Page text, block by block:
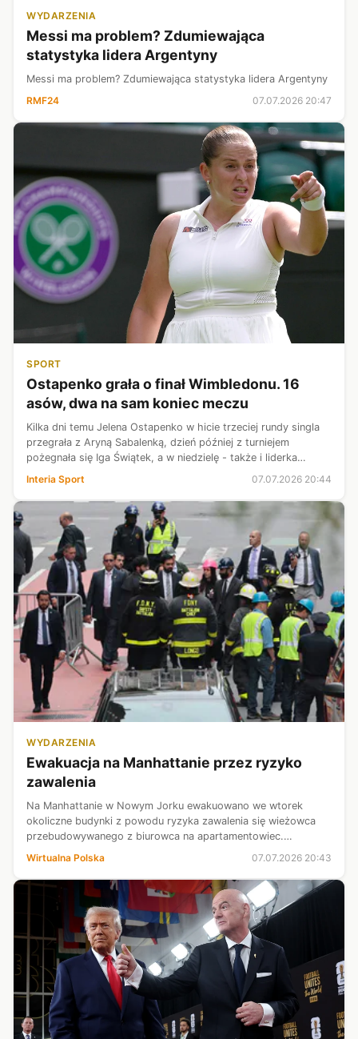
WYDARZENIA
Messi ma problem? Zdumiewająca
statystyka lidera Argentyny
Messi ma problem? Zdumiewająca statystyka lidera Argentyny
RMF24
07.07.2026 20:47
SPORT
Ostapenko grała o finał Wimbledonu. 16
asów, dwa na sam koniec meczu
Kilka dni temu Jelena Ostapenko w hicie trzeciej rundy singla
przegrała z Aryną Sabalenką, dzień później z turniejem
pożegnała się Iga Świątek, a w niedzielę - także i liderka
rankingu. Ona już opuściły Londyn, Łotyszka zaś w nim
pozostała. Jej frajd...
Interia Sport 07.07.2026 20:44
WYDARZENIA
Ewakuacja na Manhattanie przez ryzyko
zawalenia
Na Manhattanie w Nowym Jorku ewakuowano we wtorek
okoliczne budynki z powodu ryzyka zawalenia się wieżowca
przebudowywanego z biurowca na apartamentowiec.
Wirtualna Polska 07.07.2026 20:43